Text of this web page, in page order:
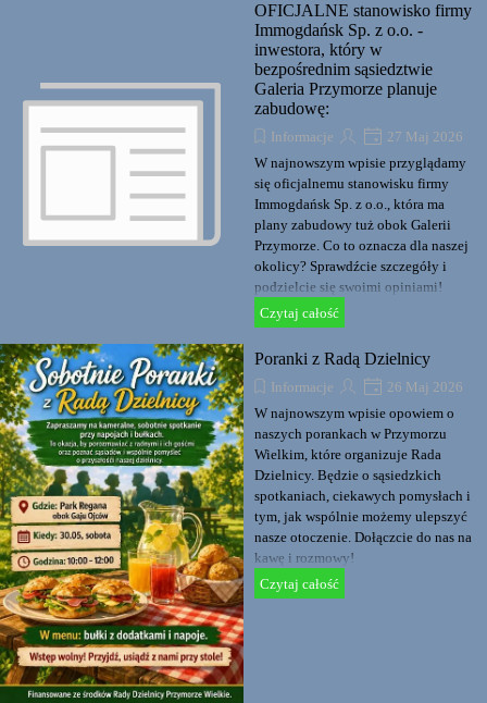
OFICJALNE stanowisko firmy
Immogdańsk Sp. z o.o. -
inwestora, który w
bezpośrednim sąsiedztwie
Galeria Przymorze planuje
zabudowę:
Informacje
27 Maj 2026
W najnowszym wpisie przyglądamy
się oficjalnemu stanowisku firmy
Immogdańsk Sp. z o.o., która ma
plany zabudowy tuż obok Galerii
Przymorze. Co to oznacza dla naszej
okolicy? Sprawdźcie szczegóły i
podzielcie się swoimi opiniami!
Czytaj całość
Poranki z Radą Dzielnicy
Informacje
26 Maj 2026
W najnowszym wpisie opowiem o
naszych porankach w Przymorzu
Wielkim, które organizuje Rada
Dzielnicy. Będzie o sąsiedzkich
spotkaniach, ciekawych pomysłach i
tym, jak wspólnie możemy ulepszyć
nasze otoczenie. Dołączcie do nas na
kawę i rozmowy!
Czytaj całość